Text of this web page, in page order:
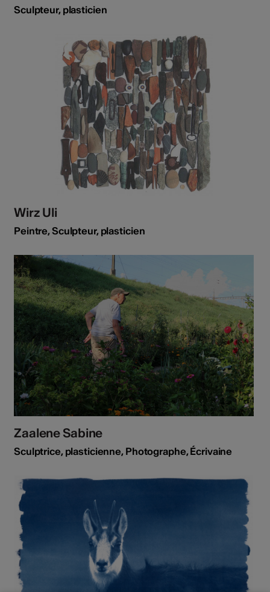
Sculpteur, plasticien
Wirz Uli
Peintre, Sculpteur, plasticien
Zaalene Sabine
Sculptrice, plasticienne, Photographe, Écrivaine